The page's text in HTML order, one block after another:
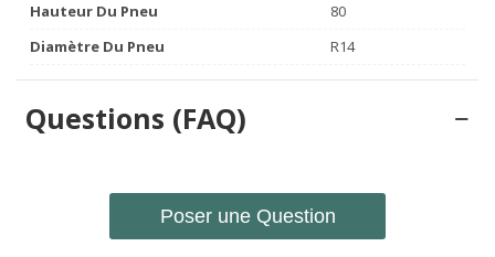
Hauteur Du Pneu
80
Diamètre Du Pneu
R14
Questions (FAQ)
Poser une Question